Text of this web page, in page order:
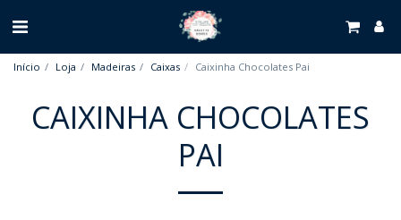
Início Loja Madeiras Caixas Caixinha Chocolates Pai
CAIXINHA CHOCOLATES
PAI